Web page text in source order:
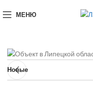
МЕНЮ
Новые